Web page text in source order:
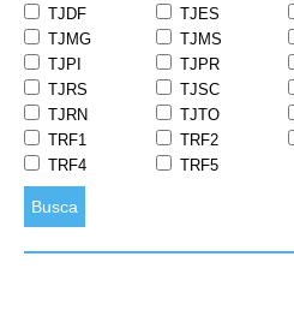
TJDF
TJES
TJMG
TJMS
TJPI
TJPR
TJRS
TJSC
TJRN
TJTO
TRF1
TRF2
TRF4
TRF5
Busca